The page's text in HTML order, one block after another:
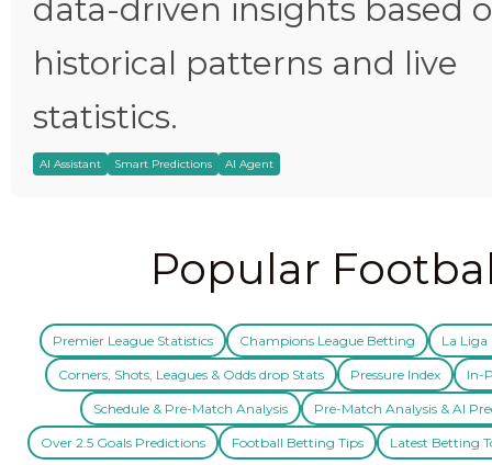
data-driven insights based
historical patterns and live
statistics.
AI Assistant Smart Predictions AI Agent
Popular
Premier League Statistics Champions League Betting La Liga
Corners, Shots, Leagues & Odds drop Stats Pressure Index In-
Schedule & Pre-Match Analysis Pre-Match Analysis & AI
Over 2.5 Goals Predictions Football Betting Tips Latest Betting